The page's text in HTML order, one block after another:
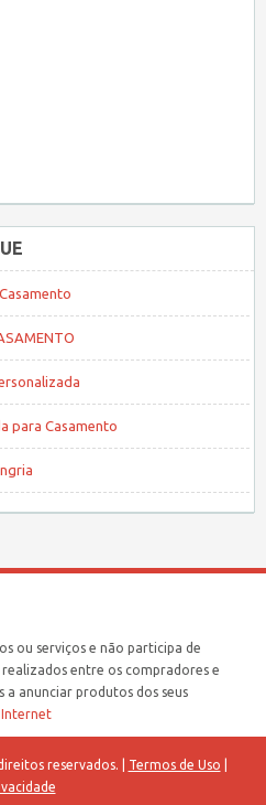
para Casamento
ou serviços e não participa de
entre os compradores e
a anunciar produtos dos seus
Internet
reservados. | Termos de Uso